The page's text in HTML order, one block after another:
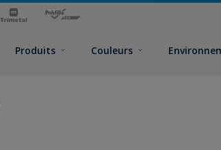
Produits Couleurs